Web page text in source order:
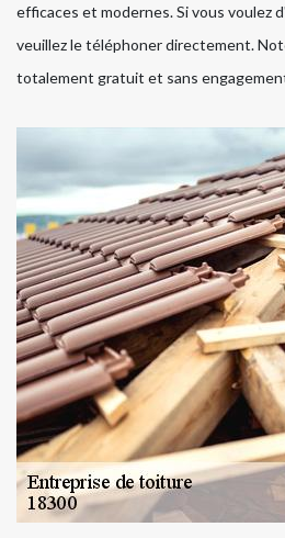
efficaces et modernes. Si vous voulez
veuillez le téléphoner directement.
totalement gratuit et sans